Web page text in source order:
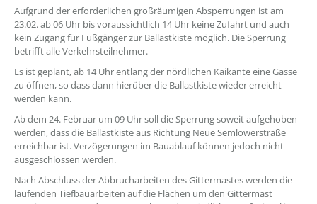
Aufgrund der erforderlichen großräumigen Absperrungen ist am
23.02. ab 06 Uhr bis voraussichtlich 14 Uhr keine Zufahrt und auch
kein Zugang für Fußgänger zur Ballastkiste möglich. Die Sperrung
betrifft alle Verkehrsteilnehmer.
Es ist geplant, ab 14 Uhr entlang der nördlichen Kaikante eine Gasse
zu öffnen, so dass dann hierüber die Ballastkiste wieder erreicht
werden kann.
Ab dem 24. Februar um 09 Uhr soll die Sperrung soweit aufgehoben
werden, dass die Ballastkiste aus Richtung Neue Semlowerstraße
erreichbar ist. Verzögerungen im Bauablauf können jedoch nicht
ausgeschlossen werden.
Nach Abschluss der Abbrucharbeiten des Gittermastes werden die
laufenden Tiefbauarbeiten auf die Flächen um den Gittermast